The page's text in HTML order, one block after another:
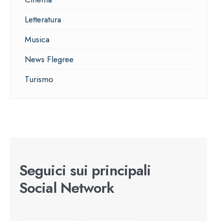
Letteratura
Musica
News Flegree
Turismo
Seguici sui principali
Social Network